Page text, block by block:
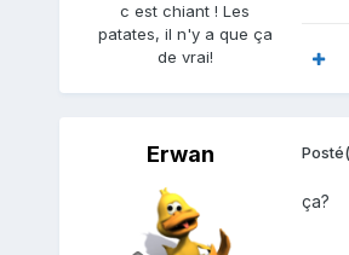
c est chiant ! Les
patates, il n'y a que ça
de vrai!
Erwan
ça?